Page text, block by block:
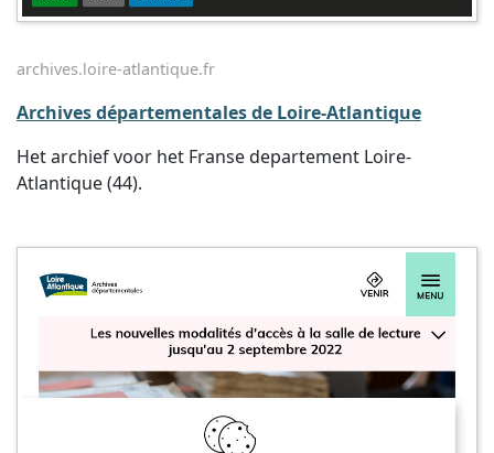
archives.loire-atlantique.fr
Archives départementales de Loire-Atlantique
Het archief voor het Franse departement Loire-
Atlantique (44).